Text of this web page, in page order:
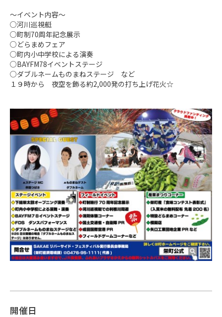
～イベント内容～
○河川巡視艇
○町制70周年記念展示
○どらまめフェア
○町内小中学校による演奏
○BAYFM78イベントステージ
○ダブルネームものまねステージ　など
１９時から　夜空を飾る約2,000発の打ち上げ花火☆
開催日